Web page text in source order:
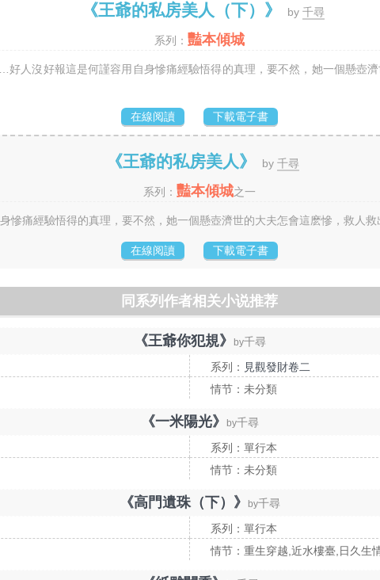
《王爺的私房美人（下）》 by 千尋
系列： 豔本傾城
好人沒好報這是何謹容用自身慘痛經驗悟得的真理，要不然，她一個懸壺
在線阅讀 下載電子書
《王爺的私房美人》 by 千尋
系列： 豔本傾城之一
慘痛經驗悟得的真理，要不然，她一個懸壺濟世的大夫怎會這麽慘，救人
在線阅讀 下載電子書
同系列作者相关小说推荐
《王爺你犯規》 by千尋
系列： 見觀發財卷二
情节：未分類
《一米陽光》 by千尋
系列：單行本
情节：未分類
《高門遺珠（下）》 by千尋
系列：單行本
情节：重生穿越,近水樓臺,日久生